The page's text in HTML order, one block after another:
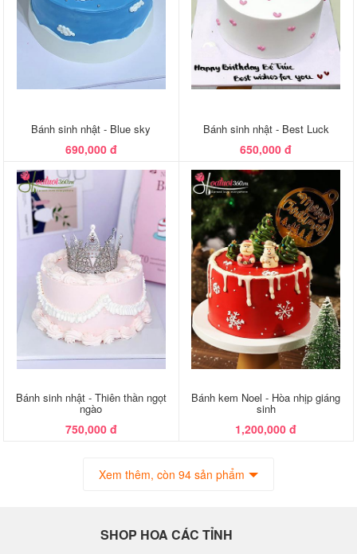
Bánh sinh nhật - Blue sky
690,000 đ
Bánh sinh nhật - Best Luck
650,000 đ
Bánh sinh nhật - Thiên thần ngọt
ngào
750,000 đ
Bánh kem Noel - Hòa nhịp giáng
sinh
1,200,000 đ
Xem thêm, còn 94 sản phẩm
SHOP HOA CÁC TỈNH